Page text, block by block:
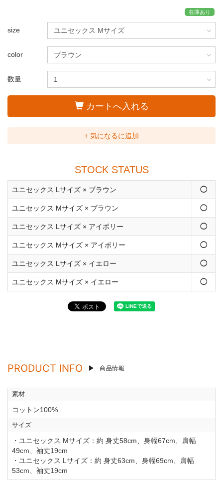
在庫あり
size
color
数量
カートへ入れる
+ 気になるに追加
STOCK STATUS
ユニセックス Lサイズ × ブラウン ◯
ユニセックス Mサイズ × ブラウン ◯
ユニセックス Lサイズ × アイボリー ◯
ユニセックス Mサイズ × アイボリー ◯
ユニセックス Lサイズ × イエロー ◯
ユニセックス Mサイズ × イエロー ◯
PRODUCT INFO 商品情報
素材
コットン100%
サイズ
・ユニセックス Mサイズ：約 身丈58cm、身幅67cm、肩幅
49cm、袖丈19cm
・ユニセックス Lサイズ：約 身丈63cm、身幅69cm、肩幅
53cm、袖丈19cm